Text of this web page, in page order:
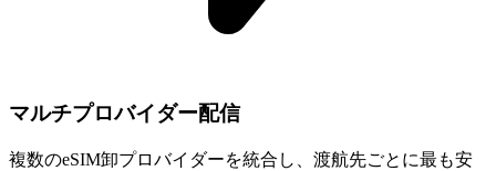
マルチプロバイダー配信
複数のeSIM卸プロバイダーを統合し、渡航先ごとに最も安